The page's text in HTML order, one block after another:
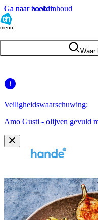
Ga naar hoofdinhoud
Ga naar zoeken
menu
Waar
Veiligheidswaarschuwing:
Amo Gusti - olijven gevuld